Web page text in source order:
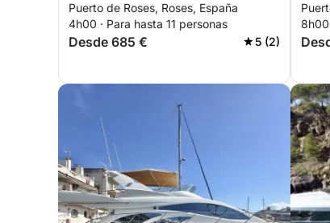
turquesas.
Puerto de Roses, Roses, España
4h00 · Para hasta 11 personas
Desde 685 € 5 (2)
8h00